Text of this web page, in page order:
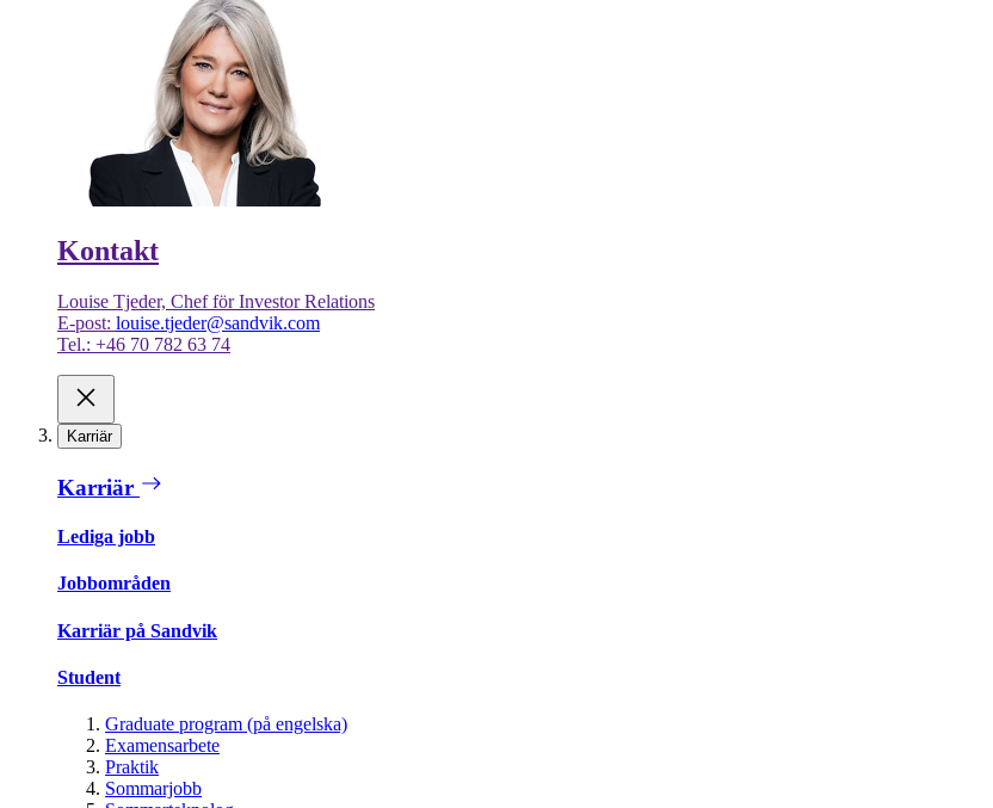
Kontakt
Louise Tjeder, Chef för Investor Relations
E-post: louise.tjeder@sandvik.com
Tel.: +46 70 782 63 74
Karriär
Karriär
Lediga jobb
Jobbområden
Karriär på Sandvik
Student
Graduate program (på engelska)
Examensarbete
Praktik
Sommarjobb